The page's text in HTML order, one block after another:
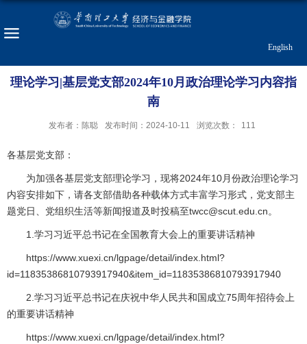
English
理论学习|基层党支部2024年10月政治理论学习内容指
南
发布者：陈聪 发布时间：2024-10-11 浏览次数： 111
各基层党支部：
为加强各基层党支部理论学习，现将2024年10月份政治理论学习
内容安排如下，请各支部借助各种载体方式丰富学习形式，党支部主
题党日、党组织生活等新闻报道及时投稿至twcc@scut.edu.cn。
1.学习习近平总书记在全国教育大会上的重要讲话精神
https://www.xuexi.cn/lgpage/detail/index.html?
id=11835386810793917940&item_id=11835386810793917940
2.学习习近平总书记在庆祝中华人民共和国成立75周年招待会上
的重要讲话精神
https://www.xuexi.cn/lgpage/detail/index.html?